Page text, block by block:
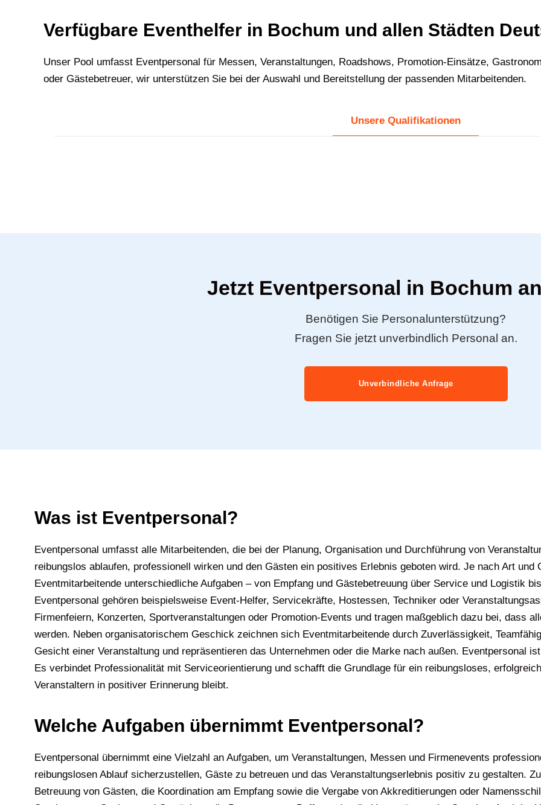
Verfügbare Eventhelfer in Bochum und allen Städten
Unser Pool umfasst Eventpersonal für Messen, Veranstaltungen, Roadshows, Promotion-Einsätze,
oder Gästebetreuer, wir unterstützen Sie bei der Auswahl und Bereitstellung der passenden Mitarbeitenden.
Unsere Qualifikationen
Jetzt Eventpersonal in Bochum
Benötigen Sie Personalunterstützung?
Fragen Sie jetzt unverbindlich Personal an.
Unverbindliche Anfrage
Was ist Eventpersonal?
Eventpersonal umfasst alle Mitarbeitenden, die bei der Planung, Organisation und Durchführung von
reibungslos ablaufen, professionell wirken und den Gästen ein positives Erlebnis geboten wird. Je nach Art und
Eventmitarbeitende unterschiedliche Aufgaben – von Empfang und Gästebetreuung über Service und Logistik
Eventpersonal gehören beispielsweise Event-Helfer, Servicekräfte, Hostessen, Techniker oder
Firmenfeiern, Konzerten, Sportveranstaltungen oder Promotion-Events und tragen maßgeblich dazu bei, dass
werden. Neben organisatorischem Geschick zeichnen sich Eventmitarbeitende durch Zuverlässigkeit,
Gesicht einer Veranstaltung und repräsentieren das Unternehmen oder die Marke nach außen. Eventpersonal
Es verbindet Professionalität mit Serviceorientierung und schafft die Grundlage für ein reibungsloses,
Veranstaltern in positiver Erinnerung bleibt.
Welche Aufgaben übernimmt Eventpersonal?
Eventpersonal übernimmt eine Vielzahl an Aufgaben, um Veranstaltungen, Messen und Firmenevents
reibungslosen Ablauf sicherzustellen, Gäste zu betreuen und das Veranstaltungserlebnis positiv zu gestalten.
Betreuung von Gästen, die Koordination am Empfang sowie die Vergabe von Akkreditierungen oder